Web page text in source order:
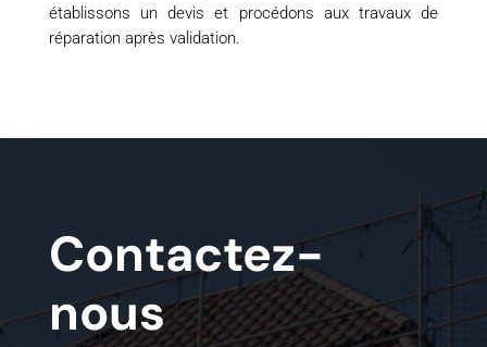
établissons un devis et procédons aux travaux de
réparation après validation.
Contactez-
nous